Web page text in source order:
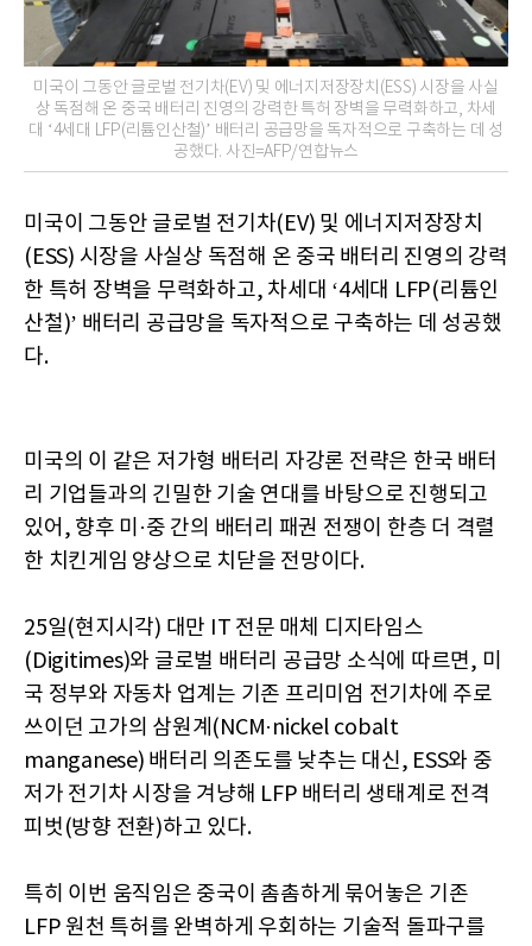
미국이 그동안 글로벌 전기차(EV) 및 에너지저장장치(ESS) 시장을 사실
상 독점해 온 중국 배터리 진영의 강력한 특허 장벽을 무력화하고, 차세
대 ‘4세대 LFP(리튬인산철)’ 배터리 공급망을 독자적으로 구축하는 데 성
공했다. 사진=AFP/연합뉴스
미국이 그동안 글로벌 전기차(EV) 및 에너지저장장치
(ESS) 시장을 사실상 독점해 온 중국 배터리 진영의 강력
한 특허 장벽을 무력화하고, 차세대 ‘4세대 LFP(리튬인
산철)’ 배터리 공급망을 독자적으로 구축하는 데 성공했
다.
미국의 이 같은 저가형 배터리 자강론 전략은 한국 배터
리 기업들과의 긴밀한 기술 연대를 바탕으로 진행되고
있어, 향후 미·중 간의 배터리 패권 전쟁이 한층 더 격렬
한 치킨게임 양상으로 치닫을 전망이다.
25일(현지시각) 대만 IT 전문 매체 디지타임스
(Digitimes)와 글로벌 배터리 공급망 소식에 따르면, 미
국 정부와 자동차 업계는 기존 프리미엄 전기차에 주로
쓰이던 고가의 삼원계(NCM·nickel cobalt
manganese) 배터리 의존도를 낮추는 대신, ESS와 중
저가 전기차 시장을 겨냥해 LFP 배터리 생태계로 전격
피벗(방향 전환)하고 있다.
특히 이번 움직임은 중국이 촘촘하게 묶어놓은 기존
LFP 원천 특허를 완벽하게 우회하는 기술적 돌파구를